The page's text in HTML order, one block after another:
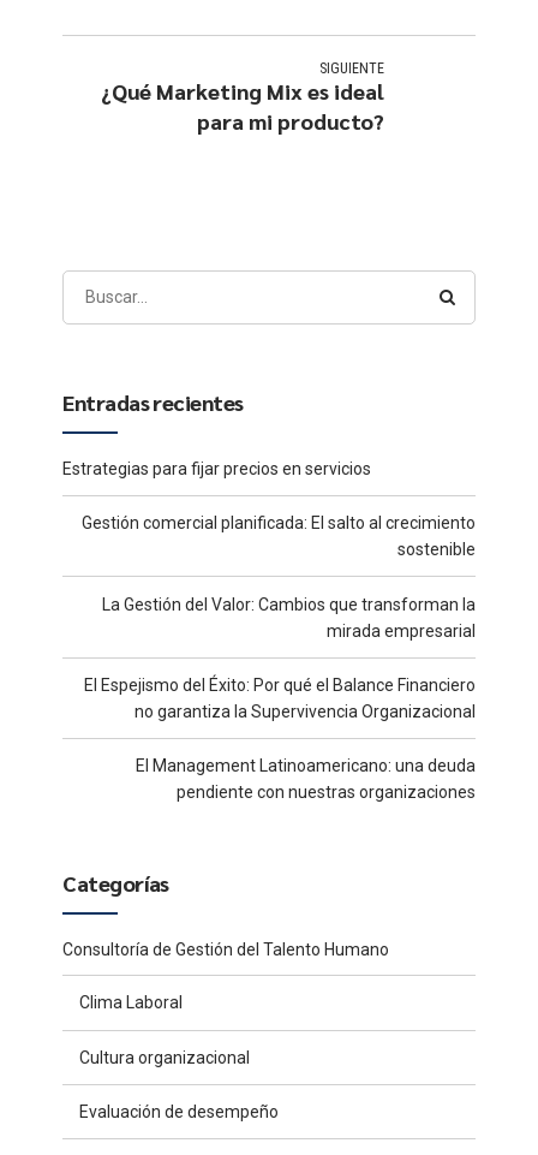
SIGUIENTE
¿Qué Marketing Mix es ideal
para mi producto?
Entradas recientes
Estrategias para fijar precios en servicios
Gestión comercial planificada: El salto al crecimiento
sostenible
La Gestión del Valor: Cambios que transforman la
mirada empresarial
El Espejismo del Éxito: Por qué el Balance Financiero
no garantiza la Supervivencia Organizacional
El Management Latinoamericano: una deuda
pendiente con nuestras organizaciones
Categorías
Consultoría de Gestión del Talento Humano
Clima Laboral
Cultura organizacional
Evaluación de desempeño